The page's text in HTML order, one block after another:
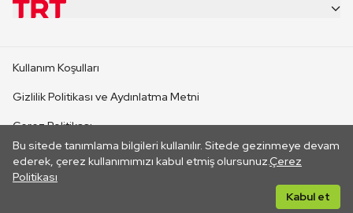
Bu sitede tanımlama bilgileri kullanılır. Sitede gezinmeye devam
ederek, çerez kullanımımızı kabul etmiş olursunuz.Çerez
Politikası
Kabul et
CANLI YAYINLAR
Kullanım Koşulları
Gizlilik Politikası ve Aydınlatma Metni
Çerez Politikası
İletişim
Her hakkı saklıdır. ©2026 TRT. Bağlantı yoluyla gidilen dış